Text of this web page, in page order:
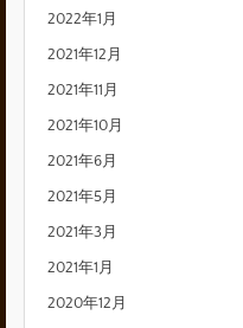
2022年1月
2021年12月
2021年11月
2021年10月
2021年6月
2021年5月
2021年3月
2021年1月
2020年12月